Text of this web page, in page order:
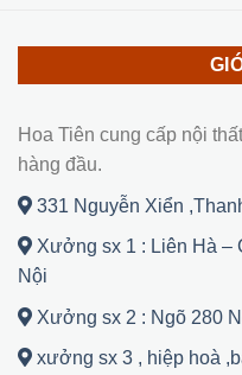
Hoa Tiên cung cấp nội
hàng đầu.
331 Nguyễn Xiển
Xưởng sx 1 : Liên Hà –
Nội
Xưởng sx 2 : Ngõ 280
xưởng sx 3 , hiệp hoà